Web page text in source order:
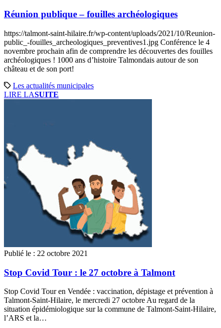
Réunion publique – fouilles archéologiques
https://talmont-saint-hilaire.fr/wp-content/uploads/2021/10/Reunion-
public_-fouilles_archeologiques_preventives1.jpg Conférence le 4
novembre prochain afin de comprendre les découvertes des fouilles
archéologiques ! 1000 ans d’histoire Talmondais autour de son
château et de son port!
Les actualités municipales
LIRE LASUITE
Publié le : 22 octobre 2021
Stop Covid Tour : le 27 octobre à Talmont
Stop Covid Tour en Vendée : vaccination, dépistage et prévention à
Talmont-Saint-Hilaire, le mercredi 27 octobre Au regard de la
situation épidémiologique sur la commune de Talmont-Saint-Hilaire,
l’ARS et la…